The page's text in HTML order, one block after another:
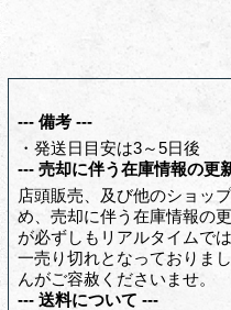
--- 備考 ---
・発送日目安は3～5日後
--- 売却に伴う在庫情報の更
店頭販売、及び他のショッ
め、売却に伴う在庫情報の
が必ずしもリアルタイムで
一売り切れとなっておりま
んがご容赦くださいませ。
--- 送料について ---